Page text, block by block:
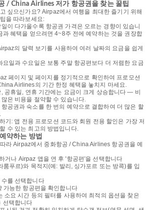
/ China Airlines 저가 항공권을 찾는 꿀팁
싶으신가요? Airpaz에서 여행을 최대한 즐기기 위해
을 따라보세요:
이 다가올수록 항공권 가격은 오르는 경향이 있습니
과 혜택을 얻으려면 4~8주 전에 예약하는 것을 권장합
의 달력 보기를 사용하여 여러 날짜의 요금을 쉽게
요일과 수요일은 보통 주말 항공편보다 더 저렴한 요금
페이지 및 페이지를 정기적으로 확인하여 프로모션
Airlines의 기간 한정 혜택을 놓치지 마세요.
공휴일, 연휴 기간에는 요금이 크게 상승합니다 — 비
은 비용을 절약할 수 있습니다.
공권과 숙소를 한 번의 예약으로 결합하여 더 많은 할
기: 앱 전용 프로모션 코드와 회원 전용 할인은 가장 저
수 있는 최고의 방법입니다.
약하는 방법
라 Airpaz에서 중화항공 / China Airlines 항공권을 예
거나 Airpaz 앱을 연 후 '항공편'을 선택합니다
룸푸르)와 목적지(예: 발리, 싱가포르 또는 방콕)를 입
를 선택합니다
가능한 항공편을 확인합니다
소요 시간 등의 필터를 사용하여 최적의 옵션을 찾은
선택합니다